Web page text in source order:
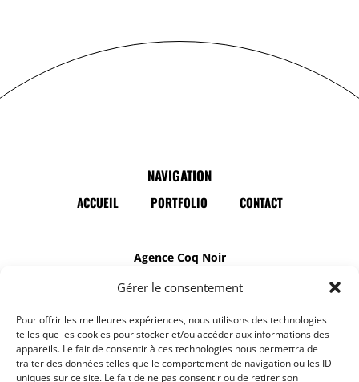
Gérer le consentement
Pour offrir les meilleures expériences, nous utilisons des technologies
telles que les cookies pour stocker et/ou accéder aux informations des
appareils. Le fait de consentir à ces technologies nous permettra de
traiter des données telles que le comportement de navigation ou les ID
uniques sur ce site. Le fait de ne pas consentir ou de retirer son
NAVIGATION
ACCUEIL PORTFOLIO CONTACT
Agence Coq Noir
Notre agence de communication est
production audiovisuelleetla création de
site internet responsive.
N’hésitez pas à nous contacter :